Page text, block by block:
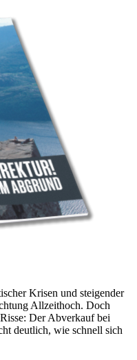
Krisen und steigender
Allzeithoch. Doch
Der Abverkauf bei
deutlich, wie schnell sich